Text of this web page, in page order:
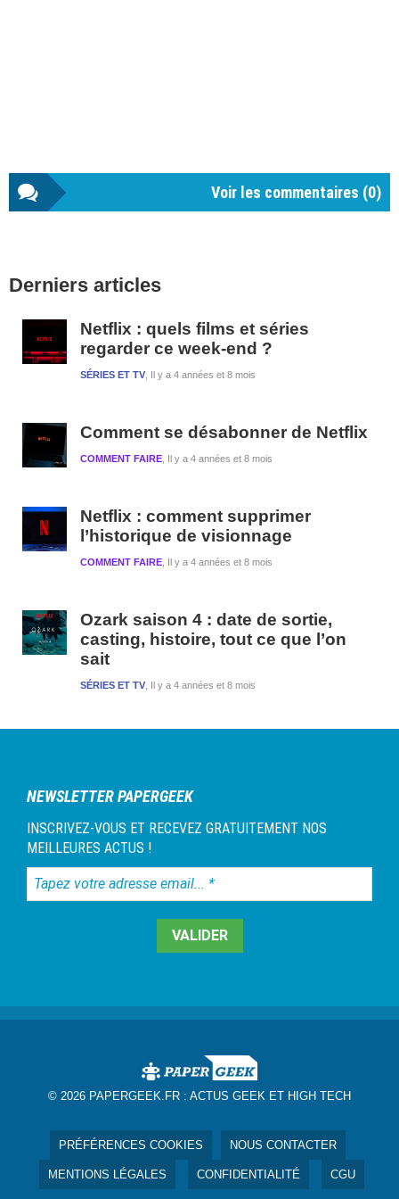
Voir les commentaires (0)
latérale
Derniers articles
Netflix : quels films et séries
regarder ce week-end ?
Il y a 4 années et 8 mois
SÉRIES ET TV
Comment se désabonner de Netflix
Il y a 4 années et 8 mois
COMMENT FAIRE
Netflix : comment supprimer
l’historique de visionnage
Il y a 4 années et 8 mois
COMMENT FAIRE
Ozark saison 4 : date de sortie,
casting, histoire, tout ce que l’on
sait
Il y a 4 années et 8 mois
SÉRIES ET TV
NEWSLETTER PAPERGEEK
INSCRIVEZ-VOUS ET RECEVEZ GRATUITEMENT NOS
MEILLEURES ACTUS !
Tapez
votre
© 2026 PAPERGEEK.FR : ACTUS GEEK ET HIGH TECH
PRÉFÉRENCES COOKIES NOUS CONTACTER
MENTIONS LÉGALES CONFIDENTIALITÉ CGU